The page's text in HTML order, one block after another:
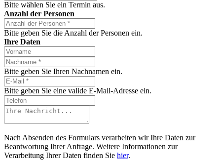
Bitte wählen Sie ein Termin aus.
Anzahl der Personen
Bitte geben Sie die Anzahl der Personen ein.
Ihre Daten
Bitte geben Sie Ihren Nachnamen ein.
Bitte geben Sie eine valide E-Mail-Adresse ein.
Nach Absenden des Formulars verarbeiten wir Ihre Daten zur
Beantwortung Ihrer Anfrage. Weitere Informationen zur
Verarbeitung Ihrer Daten finden Sie hier.